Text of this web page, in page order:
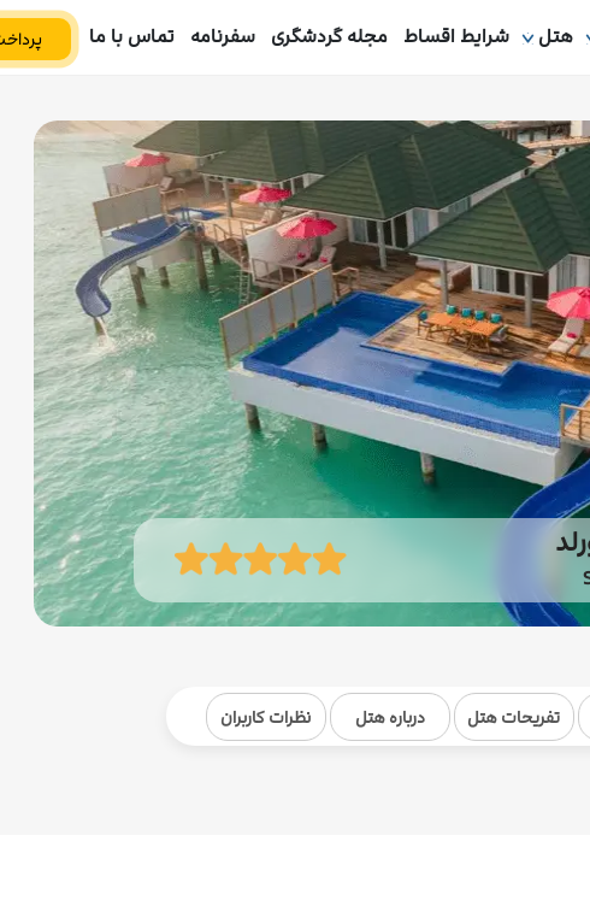
هتل شرایط اقساط مجله گردشگری سفرنامه تماس با ما
تفریحات هتل درباره هتل نظرات کاربران